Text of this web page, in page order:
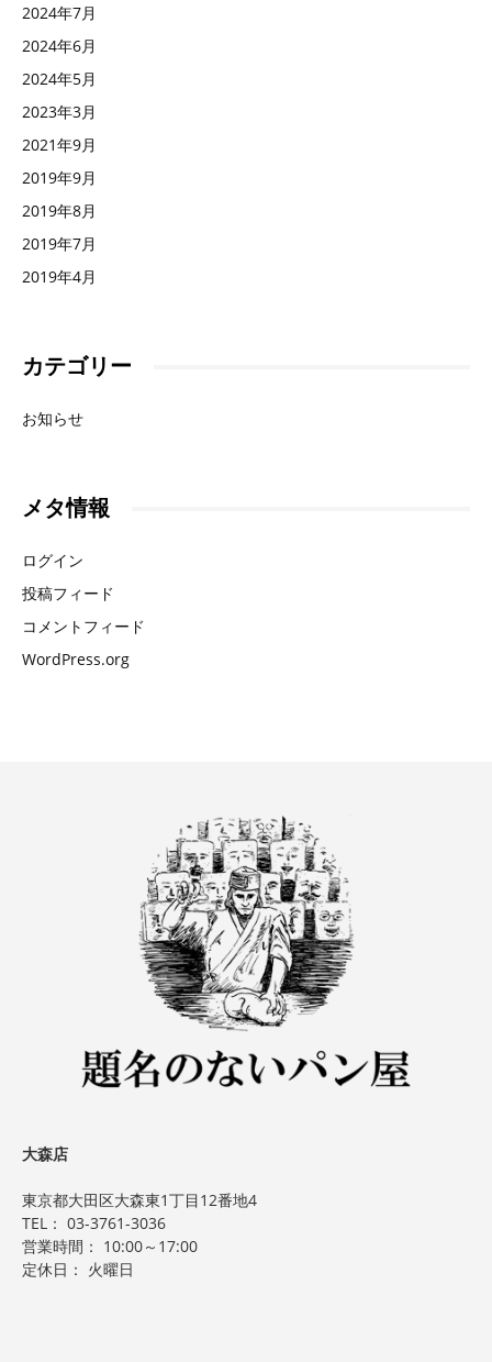
2024年7月
2024年6月
2024年5月
2023年3月
2021年9月
2019年9月
2019年8月
2019年7月
2019年4月
カテゴリー
お知らせ
メタ情報
ログイン
投稿フィード
コメントフィード
WordPress.org
大森店
東京都大田区大森東1丁目12番地4
TEL： 03-3761-3036
営業時間： 10:00～17:00
定休日： 火曜日